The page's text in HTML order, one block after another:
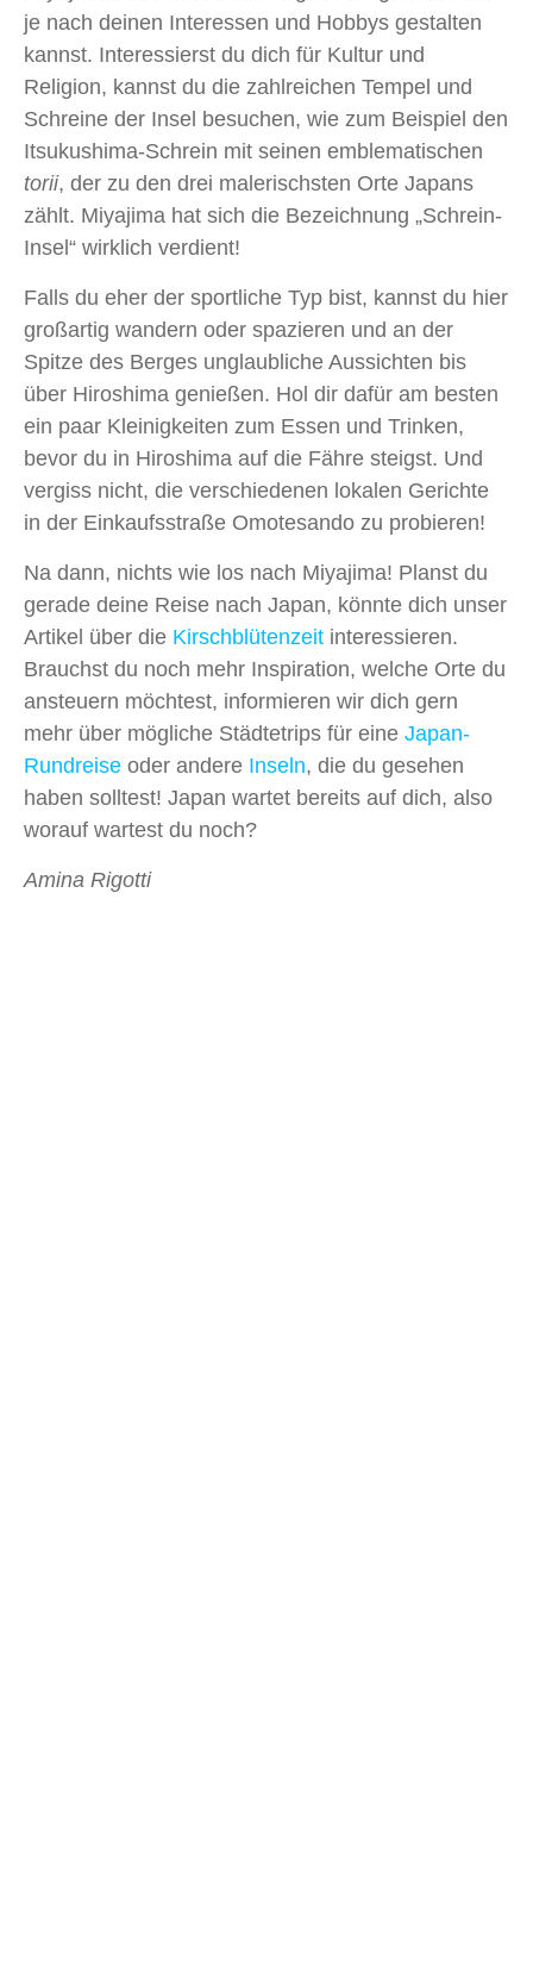
je nach deinen Interessen und Hobbys gestalten
kannst. Interessierst du dich für Kultur und
Religion, kannst du die zahlreichen Tempel und
Schreine der Insel besuchen, wie zum Beispiel den
Itsukushima-Schrein mit seinen emblematischen
torii, der zu den drei malerischsten Orte Japans
zählt. Miyajima hat sich die Bezeichnung „Schrein-
Insel“ wirklich verdient!
Falls du eher der sportliche Typ bist, kannst du hier
großartig wandern oder spazieren und an der
Spitze des Berges unglaubliche Aussichten bis
über Hiroshima genießen. Hol dir dafür am besten
ein paar Kleinigkeiten zum Essen und Trinken,
bevor du in Hiroshima auf die Fähre steigst. Und
vergiss nicht, die verschiedenen lokalen Gerichte
in der Einkaufsstraße Omotesando zu probieren!
Na dann, nichts wie los nach Miyajima! Planst du
gerade deine Reise nach Japan, könnte dich unser
Artikel über die Kirschblütenzeit interessieren.
Brauchst du noch mehr Inspiration, welche Orte du
ansteuern möchtest, informieren wir dich gern
mehr über mögliche Städtetrips für eine Japan-
Rundreise oder andere Inseln, die du gesehen
haben solltest! Japan wartet bereits auf dich, also
worauf wartest du noch?
Amina Rigotti